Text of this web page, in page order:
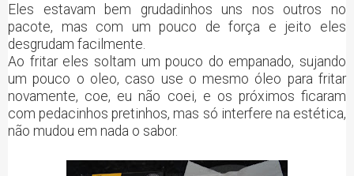
Eles estavam bem grudadinhos uns nos outros no
pacote, mas com um pouco de força e jeito eles
desgrudam facilmente.
Ao fritar eles soltam um pouco do empanado, sujando
um pouco o oleo, caso use o mesmo óleo para fritar
novamente, coe, eu não coei, e os próximos ficaram
com pedacinhos pretinhos, mas só interfere na estética,
não mudou em nada o sabor.